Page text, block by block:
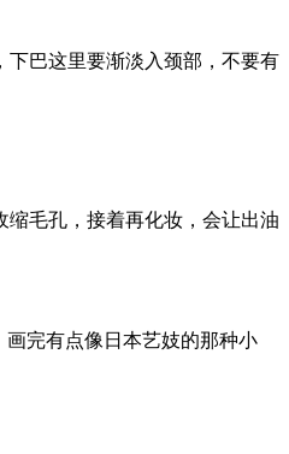
下巴这里要渐淡入颈部，不要有
毛孔，接着再化妆，会让出油
完有点像日本艺妓的那种小